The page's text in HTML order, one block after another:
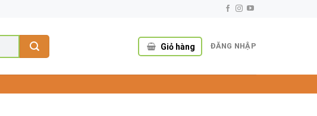
Giỏ hàng ĐĂNG NHẬP